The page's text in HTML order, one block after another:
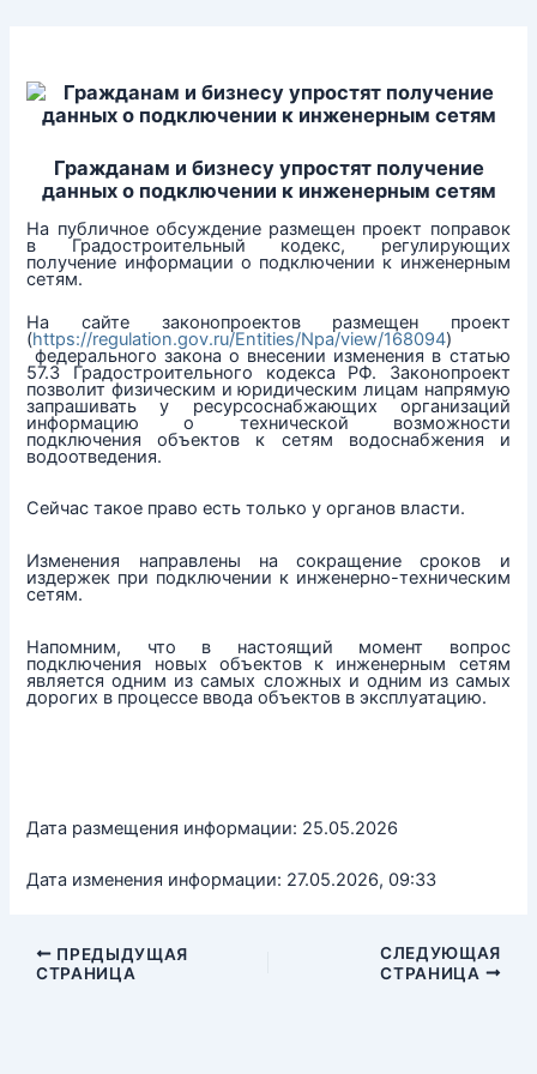
Гражданам и бизнесу упростят получение
данных о подключении к инженерным сетям
На публичное обсуждение размещен проект поправок
в Градостроительный кодекс, регулирующих
получение информации о подключении к инженерным
сетям.
На сайте законопроектов размещен проект
(https://regulation.gov.ru/Entities/Npa/view/168094)
федерального закона о внесении изменения в статью
57.3 Градостроительного кодекса РФ. Законопроект
позволит физическим и юридическим лицам напрямую
запрашивать у ресурсоснабжающих организаций
информацию о технической возможности
подключения объектов к сетям водоснабжения и
водоотведения.
Сейчас такое право есть только у органов власти.
Изменения направлены на сокращение сроков и
издержек при подключении к инженерно-техническим
сетям.
Напомним, что в настоящий момент вопрос
подключения новых объектов к инженерным сетям
является одним из самых сложных и одним из самых
дорогих в процессе ввода объектов в эксплуатацию.
Дата размещения информации: 25.05.2026
Дата изменения информации: 27.05.2026, 09:33
ПРЕДЫДУЩАЯ
СТРАНИЦА
СЛЕДУЮЩАЯ
СТРАНИЦА